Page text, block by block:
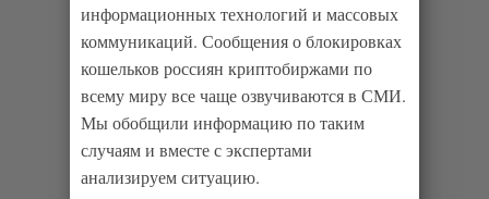
информационных технологий и массовых
коммуникаций. Сообщения о блокировках
кошельков россиян криптобиржами по
всему миру все чаще озвучиваются в СМИ.
Мы обобщили информацию по таким
случаям и вместе с экспертами
анализируем ситуацию.